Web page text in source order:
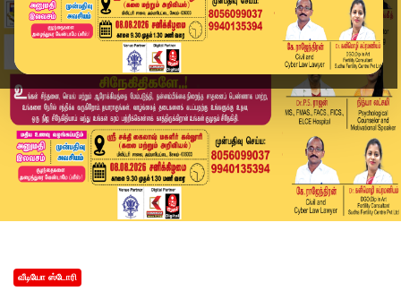
வீடியோ ஸ்டோரி